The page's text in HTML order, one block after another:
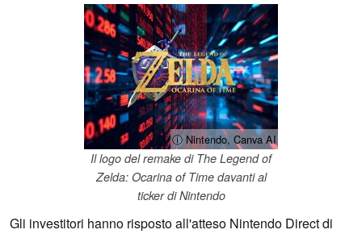
ⓘ Nintendo, Canva AI
Il logo del remake di The Legend of
Zelda: Ocarina of Time davanti al
ticker di Nintendo
Gli investitori hanno risposto all'atteso Nintendo Direct di